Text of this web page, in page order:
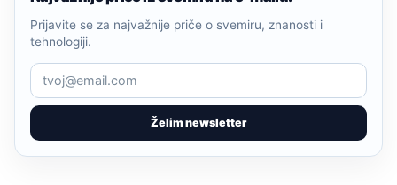
Želim newsletter
Prijavite se za najvažnije priče o svemiru, znanosti i
tehnologiji.